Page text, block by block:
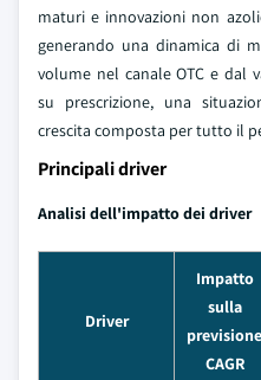
maturi e innovazioni non
generando una dinamica di
volume nel canale OTC e dal
su prescrizione, una
crescita composta per tutto il
Principali driver
Analisi dell'impatto dei driver
Driver
Impatto
sulla
previsione
CAGR